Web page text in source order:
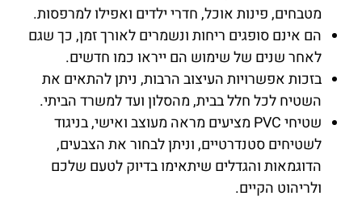
מטבחים, פינות אוכל, חדרי ילדים ואפילו למרפסות.
הם אינם סופגים ריחות ונשמרים לאורך זמן, כך שגם
לאחר שנים של שימוש הם ייראו כמו חדשים.
בזכות אפשרויות העיצוב הרבות, ניתן להתאים את
השטיח לכל חלל בבית, מהסלון ועד למשרד הביתי.
שטיחי PVC מציעים מראה מעוצב ואישי, בניגוד
לשטיחים סטנדרטיים, וניתן לבחור את הצבעים,
הדוגמאות והגדלים שיתאימו בדיוק לטעם שלכם
ולריהוט הקיים.